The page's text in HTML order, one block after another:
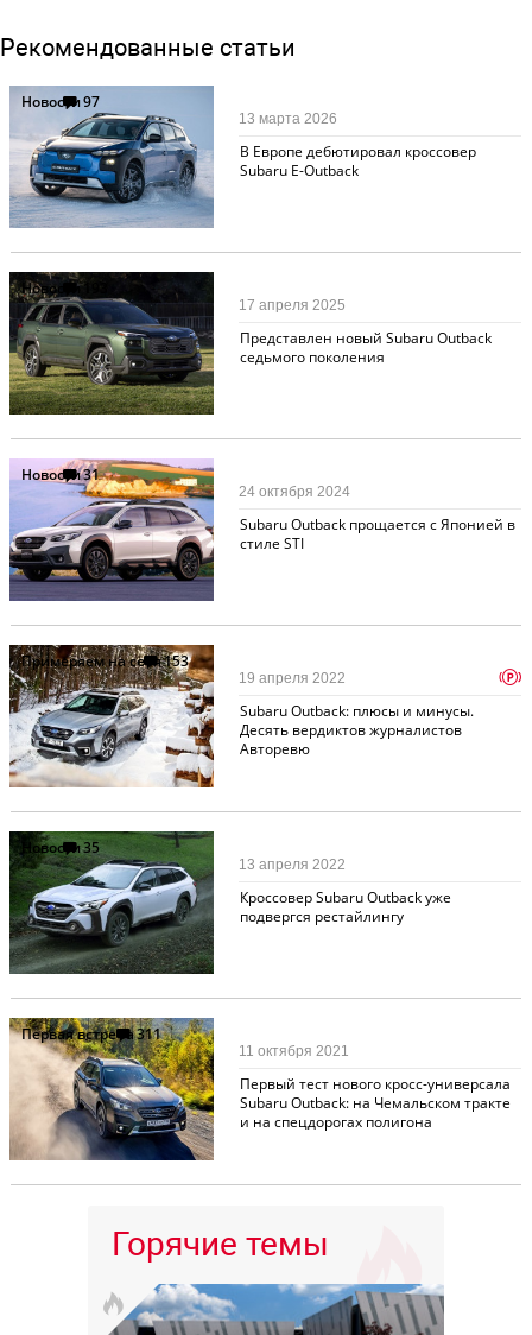
Рекомендованные статьи
Новости97
В Европе дебютировал кроссовер
Subaru E-Outback
13 марта 2026
Новости193
Представлен новый Subaru Outback
седьмого поколения
17 апреля 2025
Новости31
Subaru Outback прощается с Японией в
стиле STI
24 октября 2024
Примеряем на себя153
Subaru Outback: плюсы и минусы.
Десять вердиктов журналистов
Авторевю
19 апреля 2022 p
Новости35
Кроссовер Subaru Outback уже
подвергся рестайлингу
13 апреля 2022
Первая встреча311
Первый тест нового кросс-универсала
Subaru Outback: на Чемальском тракте
и на спецдорогах полигона
11 октября 2021
Горячие темы